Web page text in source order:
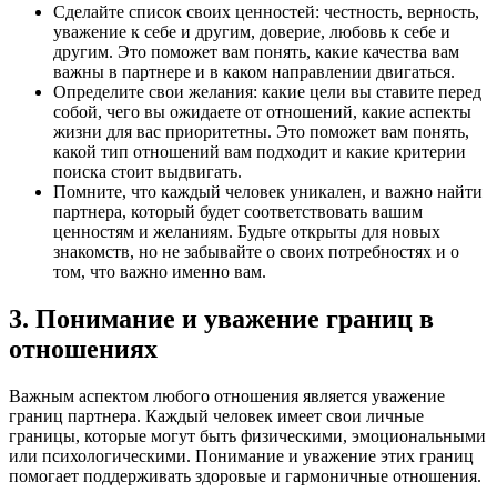
Сделайте список своих ценностей: честность, верность,
уважение к себе и другим, доверие, любовь к себе и
другим. Это поможет вам понять, какие качества вам
важны в партнере и в каком направлении двигаться.
Определите свои желания: какие цели вы ставите перед
собой, чего вы ожидаете от отношений, какие аспекты
жизни для вас приоритетны. Это поможет вам понять,
какой тип отношений вам подходит и какие критерии
поиска стоит выдвигать.
Помните, что каждый человек уникален, и важно найти
партнера, который будет соответствовать вашим
ценностям и желаниям. Будьте открыты для новых
знакомств, но не забывайте о своих потребностях и о
том, что важно именно вам.
3. Понимание и уважение границ в
отношениях
Важным аспектом любого отношения является уважение
границ партнера. Каждый человек имеет свои личные
границы, которые могут быть физическими, эмоциональными
или психологическими. Понимание и уважение этих границ
помогает поддерживать здоровые и гармоничные отношения.